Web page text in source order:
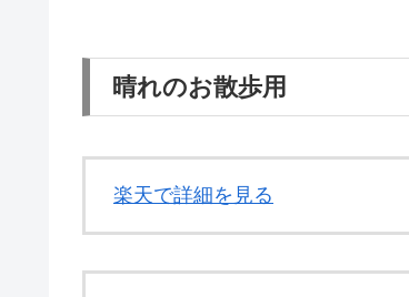
晴れのお散歩用
楽天で詳細を見る